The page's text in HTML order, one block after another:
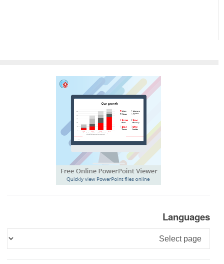
Languages
Languages